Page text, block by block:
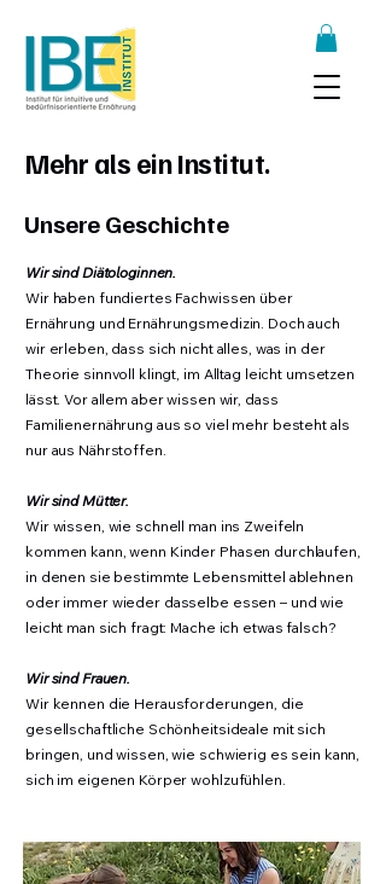
Mehr als ein Institut.
Unsere Geschichte
Wir sind Diätologinnen.
Wir haben fundiertes Fachwissen über
Ernährung und Ernährungsmedizin. Doch auch
wir erleben, dass sich nicht alles, was in der
Theorie sinnvoll klingt, im Alltag leicht umsetzen
lässt. Vor allem aber wissen wir, dass
Familienernährung aus so viel mehr besteht als
nur aus Nährstoffen.
Wir sind Mütter.
Wir wissen, wie schnell man ins Zweifeln
kommen kann, wenn Kinder Phasen durchlaufen,
in denen sie bestimmte Lebensmittel ablehnen
oder immer wieder dasselbe essen – und wie
leicht man sich fragt: Mache ich etwas falsch?
Wir sind Frauen.
Wir kennen die Herausforderungen, die
gesellschaftliche Schönheitsideale mit sich
bringen, und wissen, wie schwierig es sein kann,
sich im eigenen Körper wohlzufühlen.​